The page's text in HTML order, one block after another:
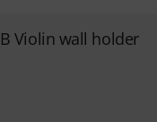
Violin wall holder